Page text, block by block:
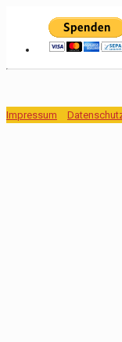
Impressum